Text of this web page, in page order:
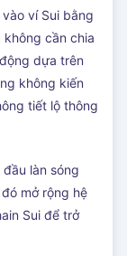
ví Sui bằng
không cần chia
dựa trên
không kiến
tiết lộ thông
làn sóng
mở rộng hệ
Sui để trở